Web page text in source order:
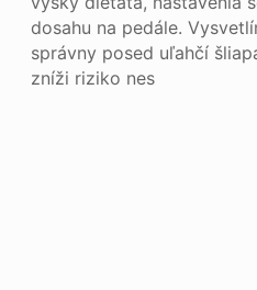
dosahu na pedále.
správny posed uľahčí
zníži riziko nes